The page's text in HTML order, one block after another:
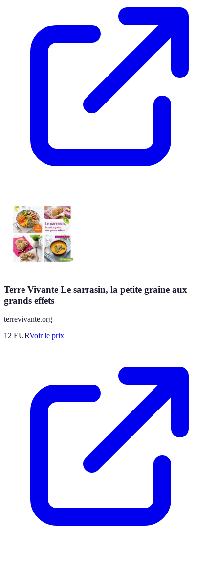
Terre Vivante Le sarrasin, la petite graine aux
grands effets
terrevivante.org
12 EURVoir le prix